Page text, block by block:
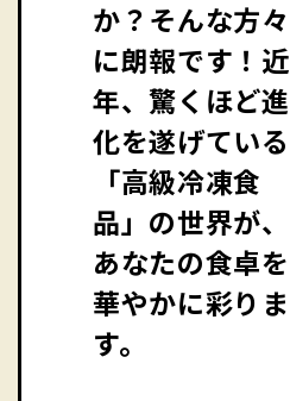
か？そんな方々
に朗報です！近
年、驚くほど進
化を遂げている
「高級冷凍食
品」の世界が、
あなたの食卓を
華やかに彩りま
す。